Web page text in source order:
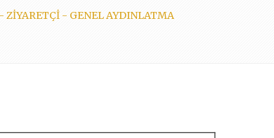
ZIYARETÇI - GENEL AYDINLATMA